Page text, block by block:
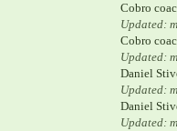
Cobro
Updated:
Cobro
Updated:
Daniel
Updated:
Daniel
Updated: